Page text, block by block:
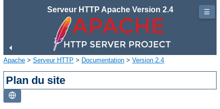
Serveur HTTP Apache Version 2.4
Apache > Serveur HTTP > Documentation > Version 2.4
Plan du site
☰